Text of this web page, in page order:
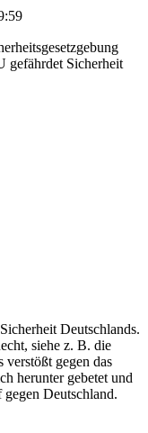
gefährdet Sicherheit
Deutschlands.
siehe z. B. die
verstößt gegen das
herunter gebetet und
Deutschland.